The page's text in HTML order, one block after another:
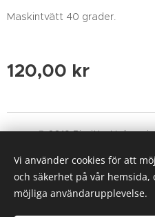
Maskintvätt 40 grader.
120,00 kr
© 2019 Birgitte
Vi använder cookies för att
och säkerhet på vår
möjliga användarupplevelse.